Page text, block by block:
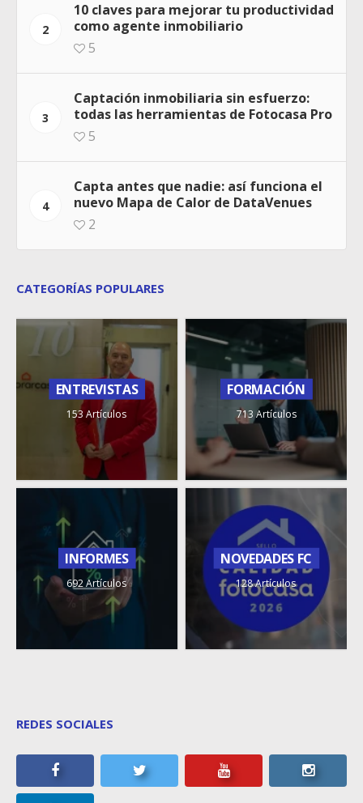
2
10 claves para mejorar tu productividad
como agente inmobiliario
5
3
Captación inmobiliaria sin esfuerzo:
todas las herramientas de Fotocasa Pro
5
4
Capta antes que nadie: así funciona el
nuevo Mapa de Calor de DataVenues
2
CATEGORÍAS POPULARES
ENTREVISTAS
153 Artículos
FORMACIÓN
713 Artículos
INFORMES
692 Artículos
NOVEDADES FC
128 Artículos
REDES SOCIALES